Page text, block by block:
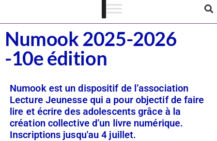
Numook 2025-2026
-10e édition
Numook est un dispositif de l’association
Lecture Jeunesse qui a pour objectif de faire
lire et écrire des adolescents grâce à la
création collective d’un livre numérique.
Inscriptions jusqu'au 4 juillet.